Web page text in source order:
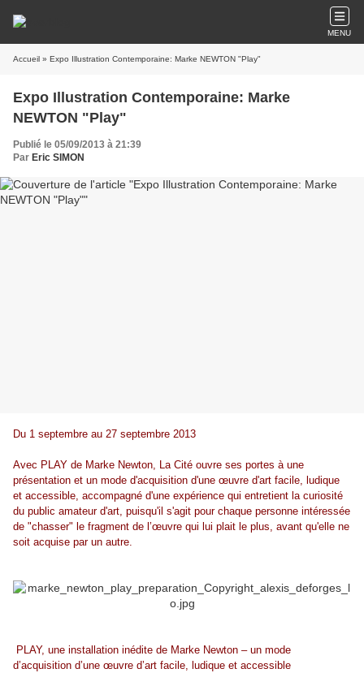
MENU
Accueil » Expo Illustration Contemporaine: Marke NEWTON "Play"
Expo Illustration Contemporaine: Marke
NEWTON "Play"
Publié le 05/09/2013 à 21:39
Par Eric SIMON
Du 1 septembre au 27 septembre 2013
Avec PLAY de Marke Newton, La Cité ouvre ses portes à une
présentation et un mode d'acquisition d'une œuvre d'art facile, ludique
et accessible, accompagné d'une expérience qui entretient la curiosité
du public amateur d'art, puisqu'il s'agit pour chaque personne intéressée
de "chasser" le fragment de l’œuvre qui lui plait le plus, avant qu'elle ne
soit acquise par un autre.
PLAY, une installation inédite de Marke Newton – un mode
d’acquisition d’une œuvre d’art facile, ludique et accessible